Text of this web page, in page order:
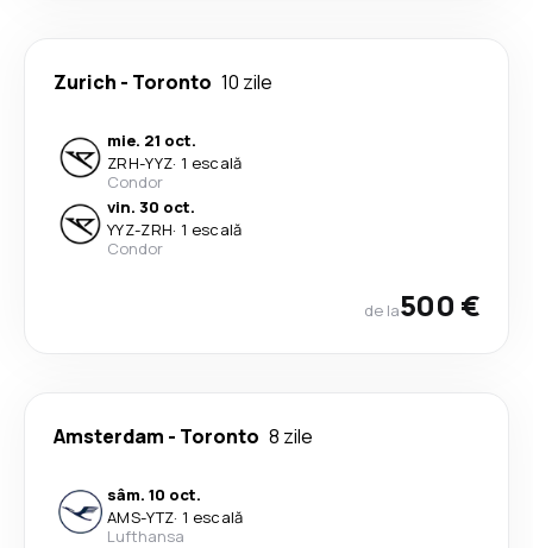
Zurich - Toronto 10 zile
mie. 21 oct.
ZRH-YYZ· 1 escală
Condor
vin. 30 oct.
YYZ-ZRH· 1 escală
Condor
de la500 €
Amsterdam - Toronto 8 zile
sâm. 10 oct.
AMS-YTZ· 1 escală
Lufthansa